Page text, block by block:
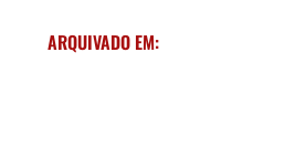
ARQUIVADO EM: